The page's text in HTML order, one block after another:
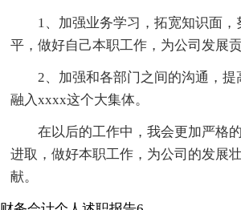
1、加强业务学习，拓宽知识面，
平，做好自己本职工作，为公司发展
2、加强和各部门之间的沟通，
融入xxxx这个大集体。
在以后的工作中，我会更加严格
进取，做好本职工作，为公司的发展
献。